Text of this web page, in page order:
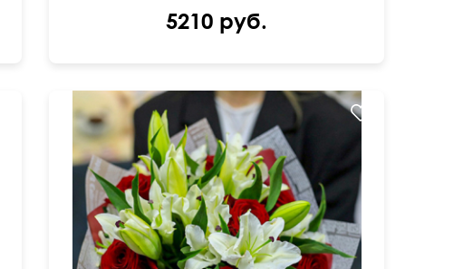
5210 руб.
Азиатские лилии, розы, голландский рускус
60 см
40 см